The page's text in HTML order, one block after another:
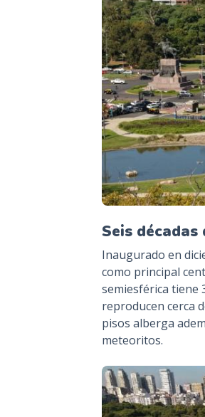
Seis
Inaugurado en
como principal
semiesférica tiene
reproducen cerca
pisos alberga
meteoritos.